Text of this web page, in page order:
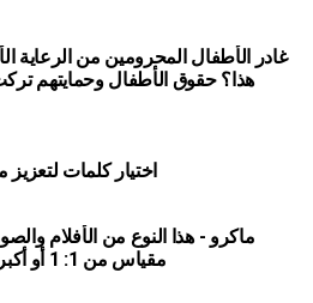
غادر الأطفال المحرومين من الرعاية
هذا؟ حقوق الأطفال وحمايتهم
اختيار كلمات
ماكرو - هذا النوع من الأفلام
مقياس من 1: 1 أو أكبر. كيت الكلية